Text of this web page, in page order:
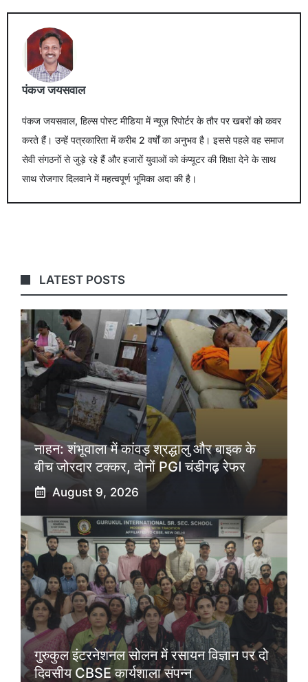
पंकज जयसवाल
पंकज जयसवाल, हिल्स पोस्ट मीडिया में न्यूज़ रिपोर्टर के तौर पर खबरों को कवर
करते हैं। उन्हें पत्रकारिता में करीब 2 वर्षों का अनुभव है। इससे पहले वह समाज
सेवी संगठनों से जुड़े रहे हैं और हजारों युवाओं को कंप्यूटर की शिक्षा देने के साथ
साथ रोजगार दिलवाने में महत्वपूर्ण भूमिका अदा की है।
LATEST POSTS
नाहन: शंभूवाला में कांवड़ श्रद्धालु और बाइक के
बीच जोरदार टक्कर, दोनों PGI चंडीगढ़ रेफर
August 9, 2026
गुरुकुल इंटरनेशनल सोलन में रसायन विज्ञान पर दो
दिवसीय CBSE कार्यशाला संपन्न